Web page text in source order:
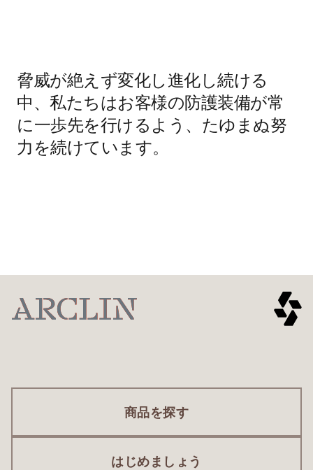
脅威が絶えず変化し進化し続ける
中、私たちはお客様の防護装備が常
に一歩先を行けるよう、たゆまぬ努
力を続けています。
商品を探す
はじめましょう